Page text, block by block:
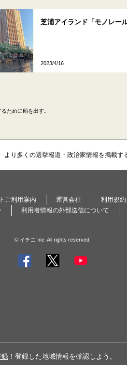
芝浦アイランド「モノレー
2023/4/16
ために船を出す。
より多くの選挙報道・政治家情報を掲載
ご利用案内 運営会社 利用規約
利用者情報の外部送信について
© イチニ Inc. All rights reserved.
録 ！登録した地域情報を確認しよう。